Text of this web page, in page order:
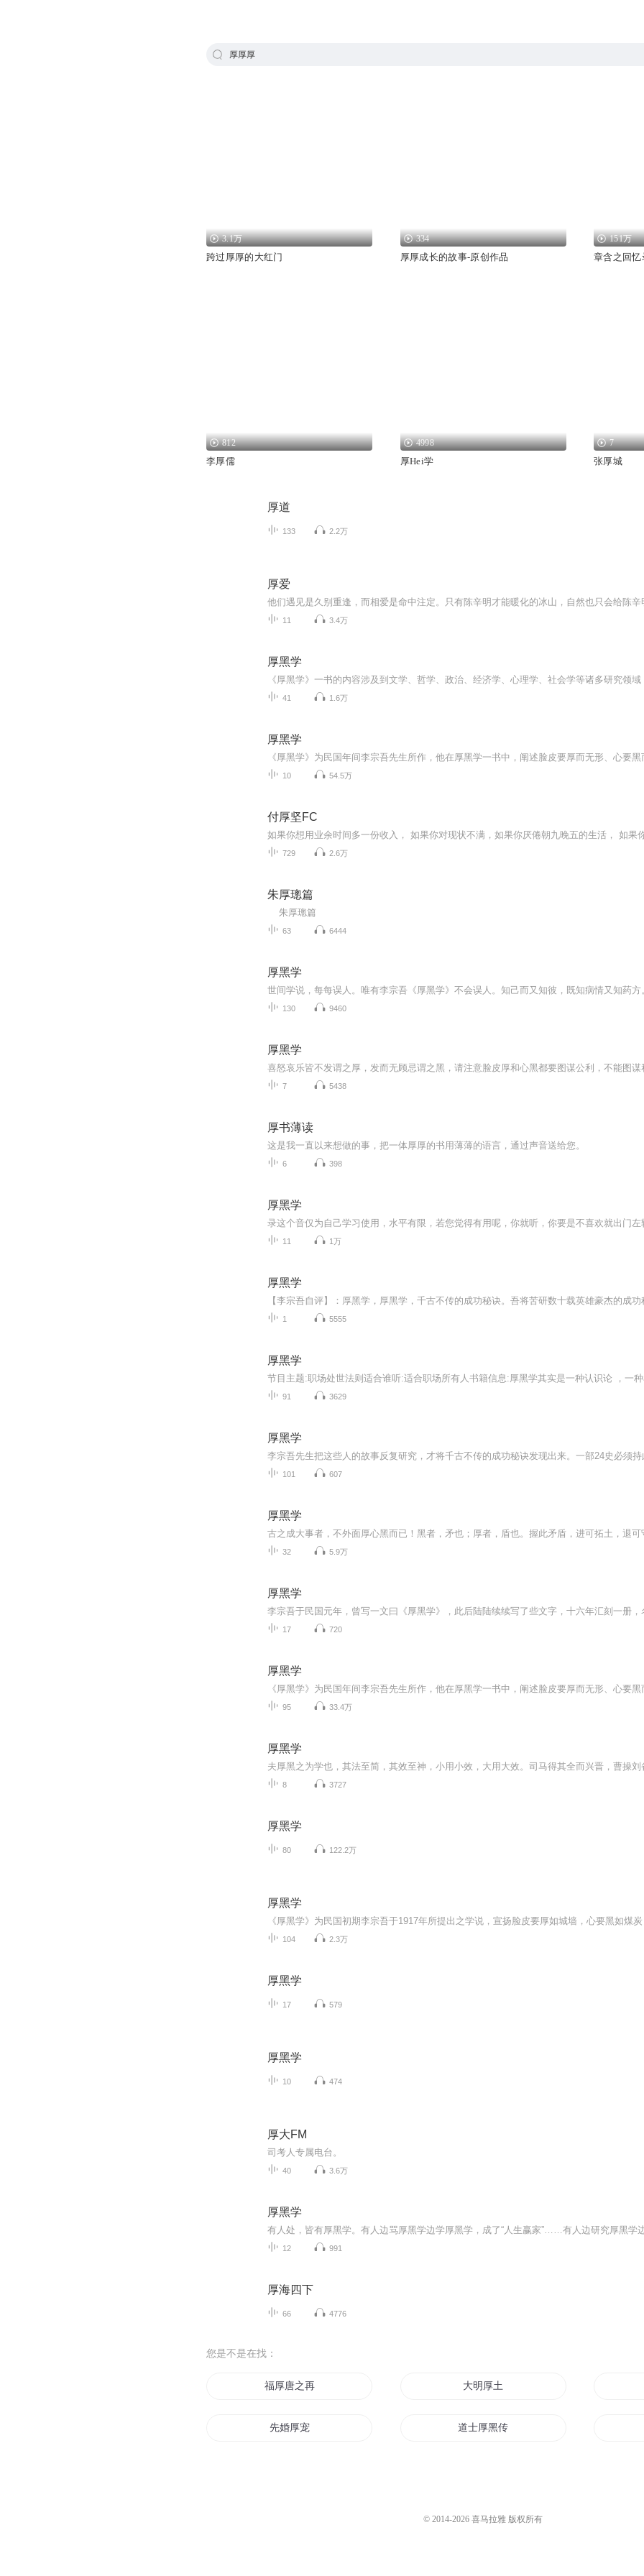
厚厚厚
3.1万
跨过厚厚的大红门
334
厚厚成长的故事-原创作品
151万
章含之回忆
812
李厚儒
4998
厚Hei学
7
张厚城
厚道
133 2.2万
厚爱
11 3.4万
厚黑学
41 1.6万
厚黑学
10 54.5万
付厚坚FC
729 2.6万
朱厚璁篇
朱厚璁篇
63 6444
厚黑学
130 9460
厚黑学
7 5438
厚书薄读
这是我一直以来想做的事，把一体厚厚的书用薄薄的语言，通过声音送给您。
6 398
厚黑学
11 1万
厚黑学
1 5555
厚黑学
91 3629
厚黑学
101 607
厚黑学
32 5.9万
厚黑学
17 720
厚黑学
95 33.4万
厚黑学
8 3727
厚黑学
80 122.2万
厚黑学
104 2.3万
厚黑学
17 579
厚黑学
10 474
厚大FM
司考人专属电台。
40 3.6万
厚黑学
12 991
厚海四下
66 4776
您是不是在找：
福厚唐之再起风云 大明厚土
先婚厚宠 道士厚黑传
© 2014-2026 喜马拉雅 版权所有